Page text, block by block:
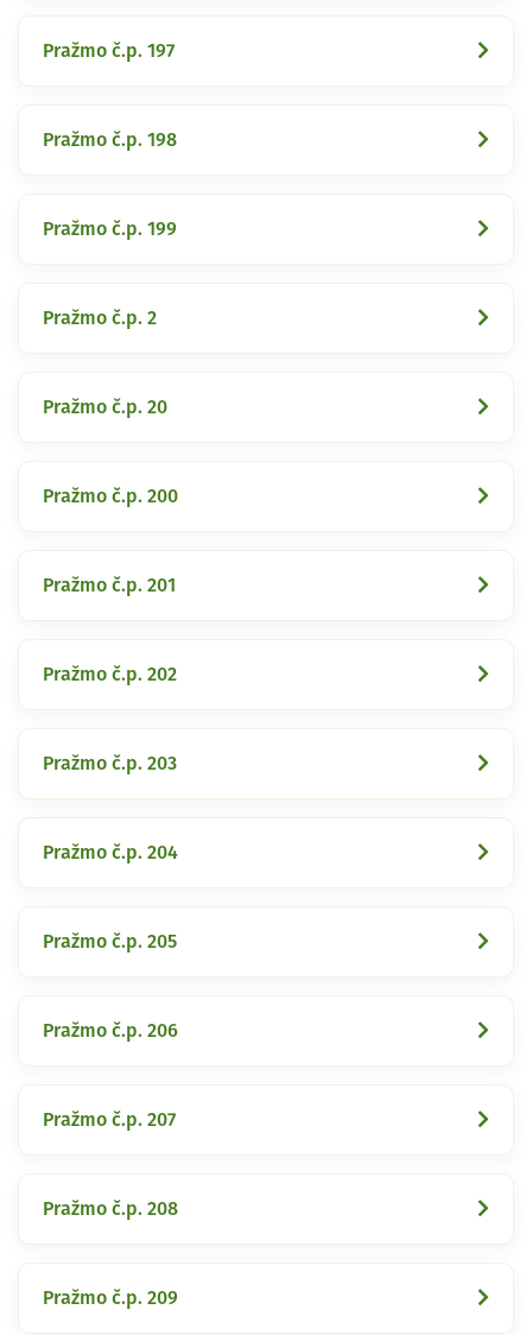
Pražmo č.p. 197
Pražmo č.p. 198
Pražmo č.p. 199
Pražmo č.p. 2
Pražmo č.p. 20
Pražmo č.p. 200
Pražmo č.p. 201
Pražmo č.p. 202
Pražmo č.p. 203
Pražmo č.p. 204
Pražmo č.p. 205
Pražmo č.p. 206
Pražmo č.p. 207
Pražmo č.p. 208
Pražmo č.p. 209